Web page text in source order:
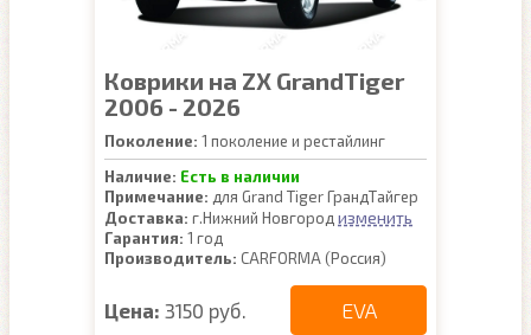
Коврики на ZX GrandTiger
2006 - 2026
Поколение: 1 поколение и рестайлинг
Наличие: Есть в наличии
Примечание: для Grand Tiger ГрандТайгер
Доставка: г.Нижний Новгород изменить
Гарантия: 1 год
Производитель: CARFORMA (Россия)
Цена: 3150 руб. EVA